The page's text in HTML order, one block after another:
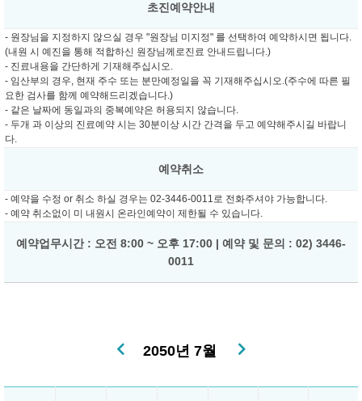
초진예약안내
- 원장님을 지정하지 않으실 경우 "원장님 미지정" 를 선택하여 예약하시면 됩니다.
(내원 시 예진을 통해 적합하신 원장님께로진료 안내드립니다.)
- 진료내용을 간단하게 기재해주십시오.
- 임산부의 경우, 현재 주수 또는 분만예정일을 꼭 기재해주십시오.(주수에 따른 필
요한 검사를 함께 예약해드리겠습니다.)
- 같은 날짜에 동일과의 중복예약은 허용되지 않습니다.
- 두개 과 이상의 진료예약 시는 30분이상 시간 간격을 두고 예약해주시길 바랍니
다.
예약취소
- 예약을 수정 or 취소 하실 경우는 02-3446-0011로 전화주셔야 가능합니다.
- 예약 취소없이 미 내원시 온라인예약이 제한될 수 있습니다.
예약업무시간 : 오전 8:00 ~ 오후 17:00 | 예약 및 문의 : 02) 3446-
0011
2050년 7월